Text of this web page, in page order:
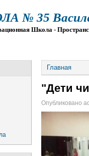
№ 35
Школа -
Главная
"Дети
Опубликовано